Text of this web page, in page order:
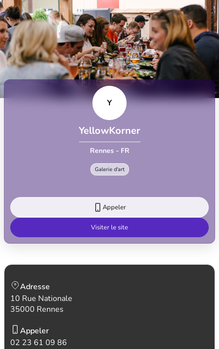
Y
YellowKorner
Rennes - FR
Galerie d'art
Appeler
Visiter le site
Adresse
10 Rue Nationale
35000 Rennes
Appeler
02 23 61 09 86